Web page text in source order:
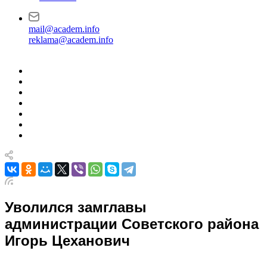
mail@academ.info
reklama@academ.info
Уволился замглавы
администрации Советского района
Игорь Цеханович